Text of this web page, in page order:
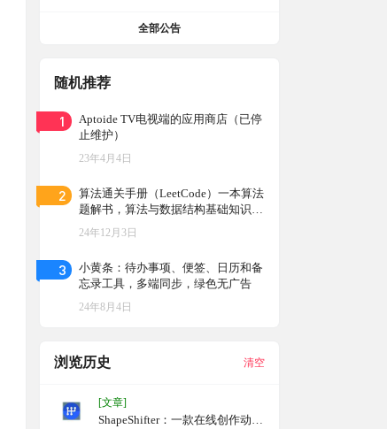
全部公告
随机推荐
1
Aptoide TV电视端的应用商店（已停
止维护）
23年4月4日
2
算法通关手册（LeetCode）一本算法
题解书，算法与数据结构基础知识的
讲解书，一本面向有Python编程基
础，但缺乏算法知识、刷题经验的教
24年12月3日
3
小黄条：待办事项、便签、日历和备
忘录工具，多端同步，绿色无广告
24年8月4日
浏览历史 清空
[文章]
ShapeShifter：一款在线创作动画